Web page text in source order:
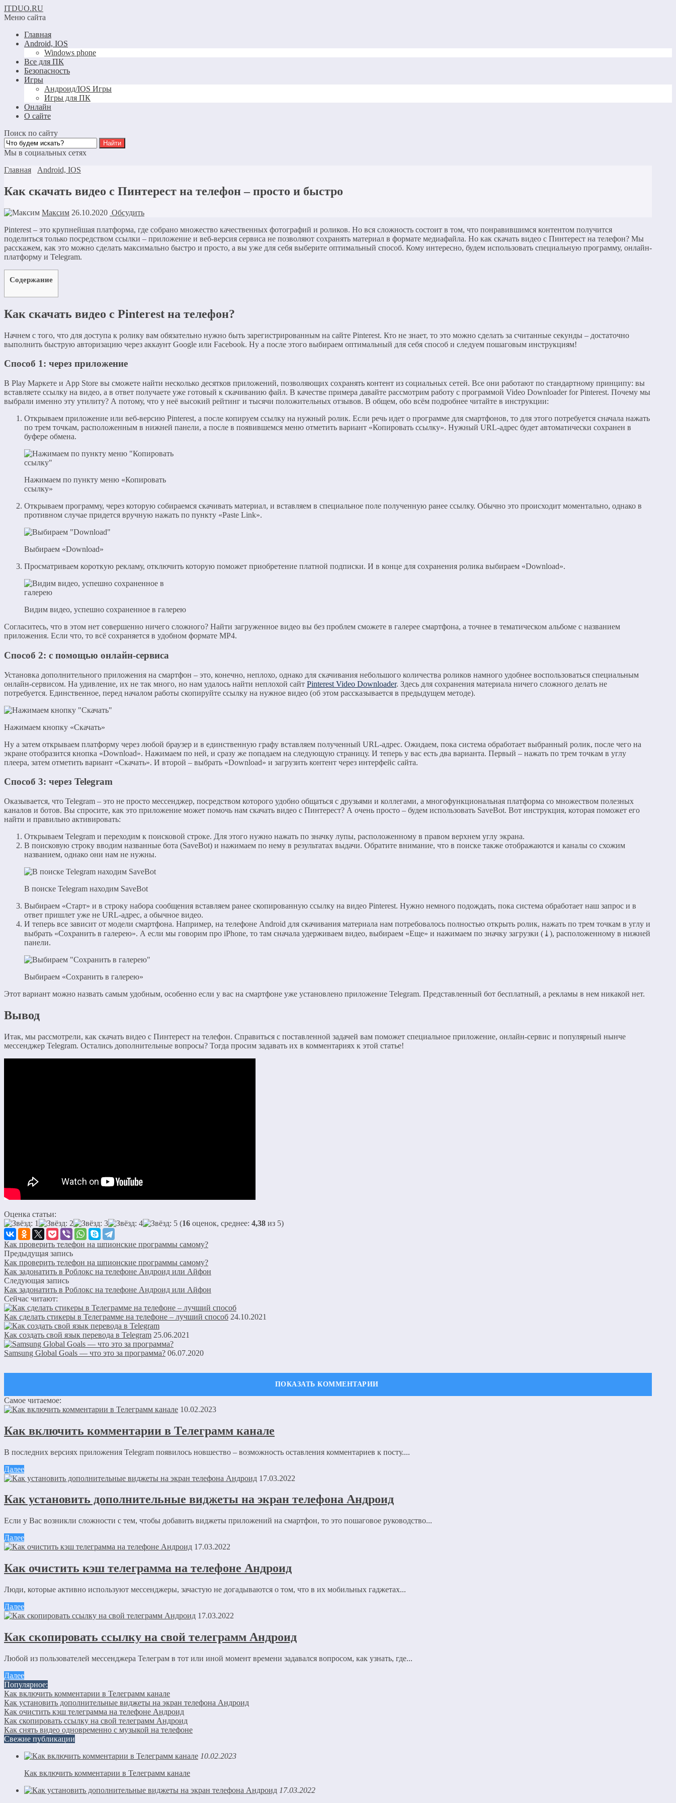
ITDUO.RU
Меню сайта
Главная
Android, IOS
Windows phone
Все для ПК
Безопасность
Игры
Андроид/IOS Игры
Игры для ПК
Онлайн
О сайте
Поиск по сайту
Мы в социальных сетях
Главная
Android, IOS
Как скачать видео с Пинтерест на телефон – просто и быстро
Максим 26.10.2020 Обсудить
Pinterest – это крупнейшая платформа, где собрано множество качественных фотографий и роликов. Но вся сложность состоит в том, что понравившимся контентом получится
поделиться только посредством ссылки – приложение и веб-версия сервиса не позволяют сохранять материал в формате медиафайла. Но как скачать видео с Пинтерест на телефон? Мы
расскажем, как это можно сделать максимально быстро и просто, а вы уже для себя выберите оптимальный способ. Кому интересно, будем использовать специальную программу, онлайн-
платформу и Telegram.
Содержание
Как скачать видео с Pinterest на телефон?
Начнем с того, что для доступа к ролику вам обязательно нужно быть зарегистрированным на сайте Pinterest. Кто не знает, то это можно сделать за считанные секунды – достаточно
выполнить быструю авторизацию через аккаунт Google или Facebook. Ну а после этого выбираем оптимальный для себя способ и следуем пошаговым инструкциям!
Способ 1: через приложение
В Play Маркете и App Store вы сможете найти несколько десятков приложений, позволяющих сохранять контент из социальных сетей. Все они работают по стандартному принципу: вы
вставляете ссылку на видео, а в ответ получаете уже готовый к скачиванию файл. В качестве примера давайте рассмотрим работу с программой Video Downloader for Pinterest. Почему мы
выбрали именно эту утилиту? А потому, что у неё высокий рейтинг и тысячи положительных отзывов. В общем, обо всём подробнее читайте в инструкции:
Открываем приложение или веб-версию Pinterest, а после копируем ссылку на нужный ролик. Если речь идет о программе для смартфонов, то для этого потребуется сначала нажать
по трем точкам, расположенным в нижней панели, а после в появившемся меню отметить вариант «Копировать ссылку». Нужный URL-адрес будет автоматически сохранен в
буфере обмена.
Нажимаем по пункту меню «Копировать
ссылку»
Открываем программу, через которую собираемся скачивать материал, и вставляем в специальное поле полученную ранее ссылку. Обычно это происходит моментально, однако в
противном случае придется вручную нажать по пункту «Paste Link».
Выбираем «Download»
Просматриваем короткую рекламу, отключить которую поможет приобретение платной подписки. И в конце для сохранения ролика выбираем «Download».
Видим видео, успешно сохраненное в галерею
Согласитесь, что в этом нет совершенно ничего сложного? Найти загруженное видео вы без проблем сможете в галерее смартфона, а точнее в тематическом альбоме с названием
приложения. Если что, то всё сохраняется в удобном формате MP4.
Способ 2: с помощью онлайн-сервиса
Установка дополнительного приложения на смартфон – это, конечно, неплохо, однако для скачивания небольшого количества роликов намного удобнее воспользоваться специальным
онлайн-сервисом. На удивление, их не так много, но нам удалось найти неплохой сайт Pinterest Video Downloader. Здесь для сохранения материала ничего сложного делать не
потребуется. Единственное, перед началом работы скопируйте ссылку на нужное видео (об этом рассказывается в предыдущем методе).
Нажимаем кнопку «Скачать»
Ну а затем открываем платформу через любой браузер и в единственную графу вставляем полученный URL-адрес. Ожидаем, пока система обработает выбранный ролик, после чего на
экране отобразится кнопка «Download». Нажимаем по ней, и сразу же попадаем на следующую страницу. И теперь у вас есть два варианта. Первый – нажать по трем точкам в углу
плеера, затем отметить вариант «Скачать». И второй – выбрать «Download» и загрузить контент через интерфейс сайта.
Способ 3: через Telegram
Оказывается, что Telegram – это не просто мессенджер, посредством которого удобно общаться с друзьями и коллегами, а многофункциональная платформа со множеством полезных
каналов и ботов. Вы спросите, как это приложение может помочь нам скачать видео с Пинтерест? А очень просто – будем использовать SaveBot. Вот инструкция, которая поможет его
найти и правильно активировать:
Открываем Telegram и переходим к поисковой строке. Для этого нужно нажать по значку лупы, расположенному в правом верхнем углу экрана.
В поисковую строку вводим названные бота (SaveBot) и нажимаем по нему в результатах выдачи. Обратите внимание, что в поиске также отображаются и каналы со схожим
названием, однако они нам не нужны.
В поиске Telegram находим SaveBot
Выбираем «Старт» и в строку набора сообщения вставляем ранее скопированную ссылку на видео Pinterest. Нужно немного подождать, пока система обработает наш запрос и в
ответ пришлет уже не URL-адрес, а обычное видео.
И теперь все зависит от модели смартфона. Например, на телефоне Android для скачивания материала нам потребовалось полностью открыть ролик, нажать по трем точкам в углу и
выбрать «Сохранить в галерею». А если мы говорим про iPhone, то там сначала удерживаем видео, выбираем «Еще» и нажимаем по значку загрузки (⤓), расположенному в нижней
панели.
Выбираем «Сохранить в галерею»
Этот вариант можно назвать самым удобным, особенно если у вас на смартфоне уже установлено приложение Telegram. Представленный бот бесплатный, а рекламы в нем никакой нет.
Вывод
Итак, мы рассмотрели, как скачать видео с Пинтерест на телефон. Справиться с поставленной задачей вам поможет специальное приложение, онлайн-сервис и популярный нынче
мессенджер Telegram. Остались дополнительные вопросы? Тогда просим задавать их в комментариях к этой статье!
Оценка статьи:
(16 оценок, среднее: 4,38 из 5)
Как проверить телефон на шпионские программы самому?
Предыдущая запись
Как проверить телефон на шпионские программы самому?
Как задонатить в Роблокс на телефоне Андроид или Айфон
Следующая запись
Как задонатить в Роблокс на телефоне Андроид или Айфон
Сейчас читают:
Как сделать стикеры в Телеграмме на телефоне – лучший способ 24.10.2021
Как создать свой язык перевода в Telegram 25.06.2021
Samsung Global Goals — что это за программа? 06.07.2020
Оставить комментарий
Ваш адрес email не будет опубликован.
Обязательные поля помечены
Комментарий*
Имя
Email
Сохранить моё имя, email и адрес сайта в этом браузере для последующих моих комментариев.
Отправляя сообщение, Вы разрешаете сбор и обработку персональных данных.
Самое читаемое:
10.02.2023
Как включить комментарии в Телеграмм канале
В последних версиях приложения Telegram появилось новшество – возможность оставления комментариев к посту....
Далее
17.03.2022
Как установить дополнительные виджеты на экран телефона Андроид
Если у Вас возникли сложности с тем, чтобы добавить виджеты приложений на смартфон, то это пошаговое руководство...
Далее
17.03.2022
Как очистить кэш телеграмма на телефоне Андроид
Люди, которые активно используют мессенджеры, зачастую не догадываются о том, что в их мобильных гаджетах...
Далее
17.03.2022
Как скопировать ссылку на свой телеграмм Андроид
Любой из пользователей мессенджера Телеграм в тот или иной момент времени задавался вопросом, как узнать, где...
Далее
Популярное:
Как включить комментарии в Телеграмм канале
Как установить дополнительные виджеты на экран телефона Андроид
Как очистить кэш телеграмма на телефоне Андроид
Как скопировать ссылку на свой телеграмм Андроид
Как снять видео одновременно с музыкой на телефоне
Свежие публикации
10.02.2023
Как включить комментарии в Телеграмм канале
17.03.2022